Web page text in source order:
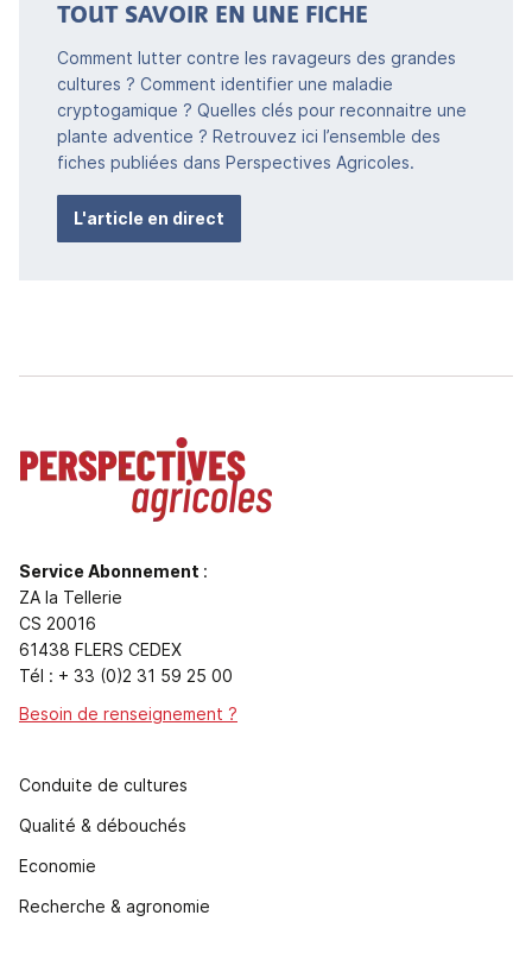
TOUT SAVOIR EN UNE FICHE
Comment lutter contre les ravageurs des grandes
cultures ? Comment identifier une maladie
cryptogamique ? Quelles clés pour reconnaitre une
plante adventice ? Retrouvez ici l’ensemble des
fiches publiées dans Perspectives Agricoles.
L'article en direct
Service Abonnement :
ZA la Tellerie
CS 20016
61438 FLERS CEDEX
Tél : + 33 (0)2 31 59 25 00
Besoin de renseignement ?
Conduite de cultures
Qualité & débouchés
Economie
Recherche & agronomie